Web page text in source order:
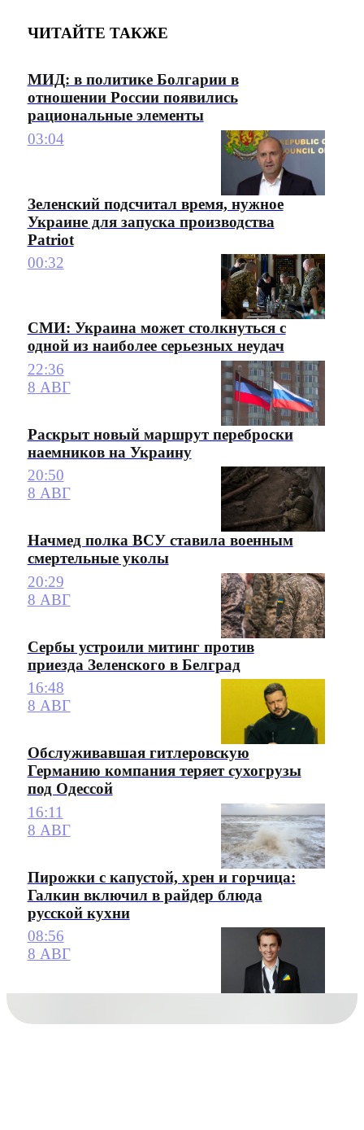
ЧИТАЙТЕ ТАКЖЕ
МИД: в политике Болгарии в
отношении России появились
рациональные элементы
03:04
Зеленский подсчитал время, нужное
Украине для запуска производства
Patriot
00:32
СМИ: Украина может столкнуться с
одной из наиболее серьезных неудач
22:36
8 АВГ
Раскрыт новый маршрут переброски
наемников на Украину
20:50
8 АВГ
Начмед полка ВСУ ставила военным
смертельные уколы
20:29
8 АВГ
Сербы устроили митинг против
приезда Зеленского в Белград
16:48
8 АВГ
Обслуживавшая гитлеровскую
Германию компания теряет сухогрузы
под Одессой
16:11
8 АВГ
Пирожки с капустой, хрен и горчица:
Галкин включил в райдер блюда
русской кухни
08:56
8 АВГ